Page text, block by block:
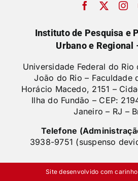
Instituto de Pesquisa e
Urbano e Regional
Universidade Federal do Rio
João do Rio – Faculdade
Horácio Macedo, 2151 –
Ilha do Fundão – CEP:
Janeiro – RJ –
Telefone
3938-9751 (suspenso
Site desenvolvido com